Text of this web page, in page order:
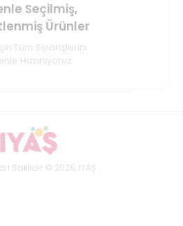
Seçilmiş,
Ürünler
Tüm Siparişlerini
Hazırlıyoruz
Saklıdır © 2026, IYAŞ.